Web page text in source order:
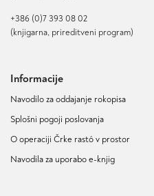
+386 (0)7 393 08 02
(knjigarna, prireditveni program)
Informacije
Navodilo za oddajanje rokopisa
Splošni pogoji poslovanja
O operaciji Črke rastó v prostor
Navodila za uporabo e-knjig